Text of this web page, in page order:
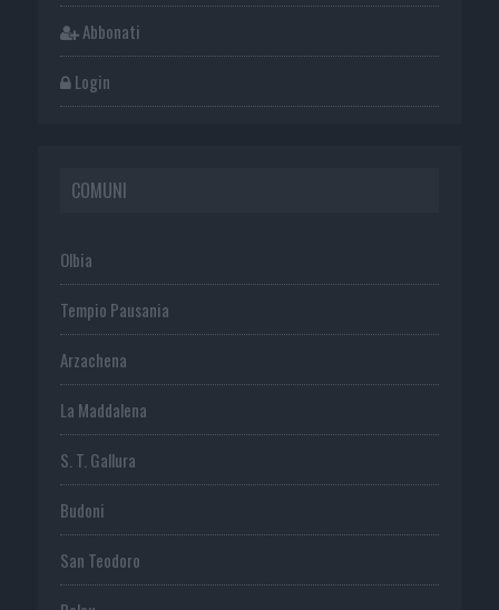
Abbonati
Login
COMUNI
Olbia
Tempio Pausania
Arzachena
La Maddalena
S. T. Gallura
Budoni
San Teodoro